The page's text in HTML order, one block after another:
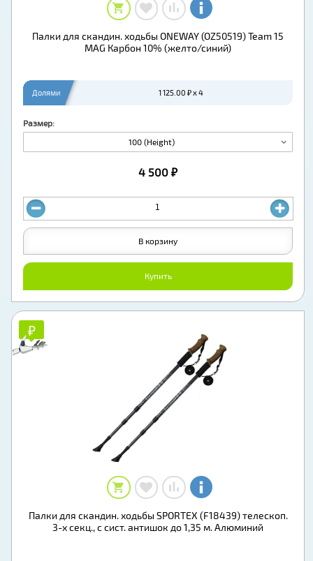
Палки для скандин. ходьбы ONEWAY (OZ50519) Team 15
MAG Карбон 10% (желто/синий)
Долями 1 125.00 ₽ x 4
Размер:
100 (Height)
4 500 ₽
Купить
В корзину
₽
₽
Палки для скандин. ходьбы SPORTEX (F18439) телескоп.
3-х секц., с сист. антишок до 1,35 м. Алюминий